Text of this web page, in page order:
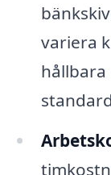
variera